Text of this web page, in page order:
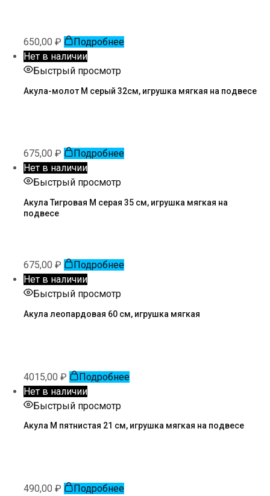
650,00 ₽
Подробнее
Нет в наличии
Быстрый просмотр
Акула-молот М серый 32см, игрушка мягкая на подвесе
675,00 ₽
Подробнее
Нет в наличии
Быстрый просмотр
Акула Тигровая М серая 35 см, игрушка мягкая на
подвесе
675,00 ₽
Подробнее
Нет в наличии
Быстрый просмотр
Акула леопардовая 60 см, игрушка мягкая
4015,00 ₽
Подробнее
Нет в наличии
Быстрый просмотр
Акула М пятнистая 21 см, игрушка мягкая на подвесе
490,00 ₽
Подробнее